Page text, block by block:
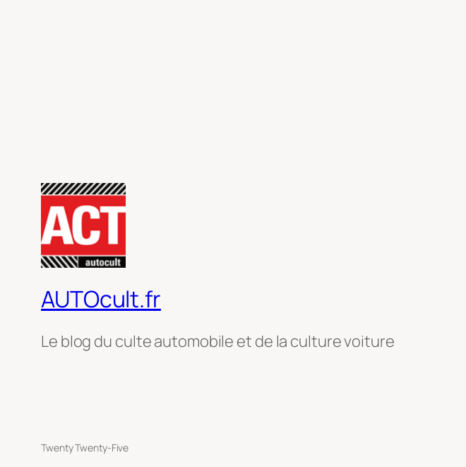
AUTOcult.fr
Le blog du culte automobile et de la culture voiture
Twenty Twenty-Five